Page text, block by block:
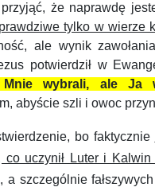
że naprawdę
tylko w wierze
ale wynik
potwierdził w
wybrali, ale Ja
abyście szli i owoc
bo faktycznie
co uczynił Luter i Kalwin
, a szczególnie